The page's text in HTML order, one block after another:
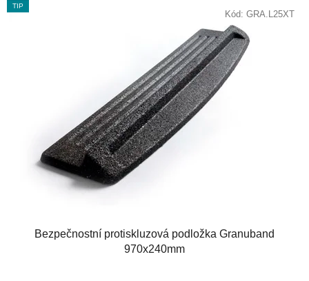
TIP
Bezpečnostní protiskluzová podložka Granuband
970x240mm
Kód: GRA.L25XT